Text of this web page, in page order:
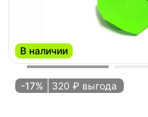
В наличии
-17% 320 ₽ выгода